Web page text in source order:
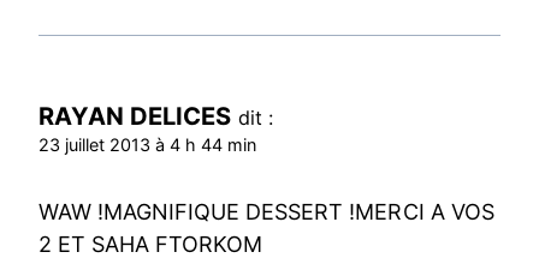
RAYAN DELICES dit :
23 juillet 2013 à 4 h 44 min
WAW !MAGNIFIQUE DESSERT !MERCI A VOS
2 ET SAHA FTORKOM